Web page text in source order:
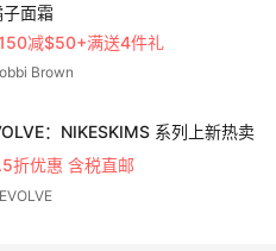
子面霜
减$50+满送4件礼
Brown
：NIKESKIMS 系列上新热卖
折优惠 含税直邮